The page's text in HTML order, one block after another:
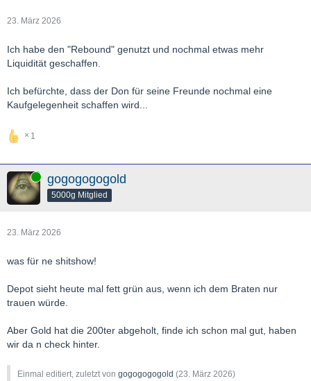
23. März 2026
Ich habe den "Rebound" genutzt und nochmal etwas mehr
Liquidität geschaffen.
Ich befürchte, dass der Don für seine Freunde nochmal eine
Kaufgelegenheit schaffen wird...
1
Online gogogogogold
5000g Mitglied
23. März 2026
was für ne shitshow!
Depot sieht heute mal fett grün aus, wenn ich dem Braten nur
trauen würde.
Aber Gold hat die 200ter abgeholt, finde ich schon mal gut, haben
wir da n check hinter.
Einmal editiert, zuletzt von gogogogogold (23. März 2026)